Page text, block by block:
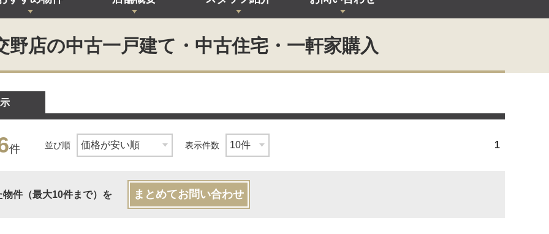
野店の中古一戸建て・中古住宅・一軒家購入
件 並び順 表示件数 1
件（最大10件まで）を まとめてお問い合わせ